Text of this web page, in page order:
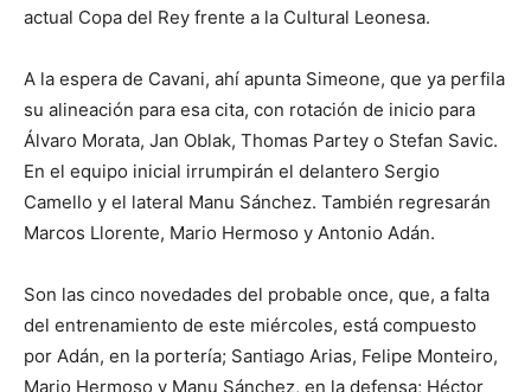
actual Copa del Rey frente a la Cultural Leonesa.
A la espera de Cavani, ahí apunta Simeone, que ya perfila
su alineación para esa cita, con rotación de inicio para
Álvaro Morata, Jan Oblak, Thomas Partey o Stefan Savic.
En el equipo inicial irrumpirán el delantero Sergio
Camello y el lateral Manu Sánchez. También regresarán
Marcos Llorente, Mario Hermoso y Antonio Adán.
Son las cinco novedades del probable once, que, a falta
del entrenamiento de este miércoles, está compuesto
por Adán, en la portería; Santiago Arias, Felipe Monteiro,
Mario Hermoso y Manu Sánchez, en la defensa; Héctor